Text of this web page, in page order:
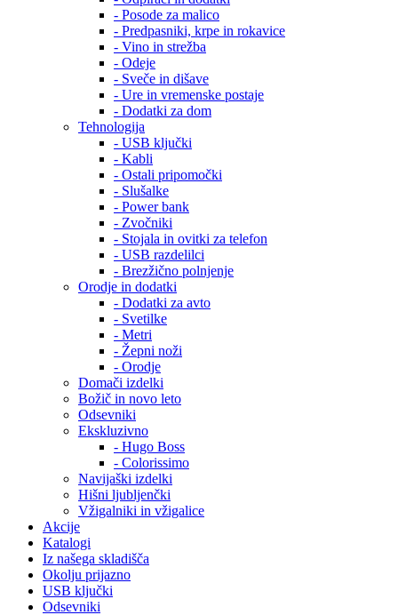
- Posode za malico
- Predpasniki, krpe in rokavice
- Vino in strežba
- Odeje
- Sveče in dišave
- Ure in vremenske postaje
- Dodatki za dom
Tehnologija
- USB ključki
- Kabli
- Ostali pripomočki
- Slušalke
- Power bank
- Zvočniki
- Stojala in ovitki za telefon
- USB razdelilci
- Brezžično polnjenje
Orodje in dodatki
- Dodatki za avto
- Svetilke
- Metri
- Žepni noži
- Orodje
Domači izdelki
Božič in novo leto
Odsevniki
Ekskluzivno
- Hugo Boss
- Colorissimo
Navijaški izdelki
Hišni ljubljenčki
Vžigalniki in vžigalice
Akcije
Katalogi
Iz našega skladišča
Okolju prijazno
USB ključki
Odsevniki